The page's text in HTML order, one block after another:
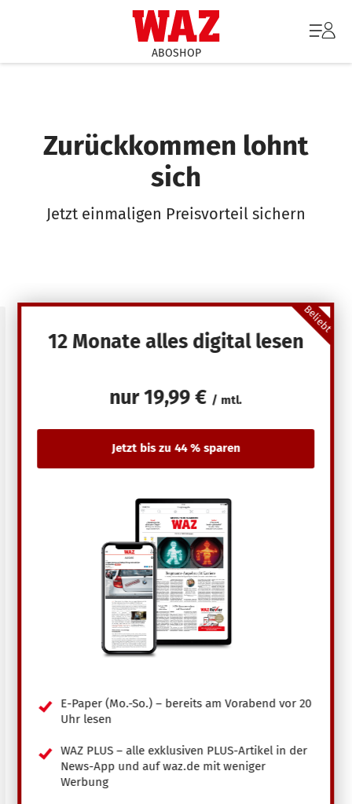
ABOSHOP
Zurückkommen lohnt
sich
Jetzt einmaligen Preisvorteil sichern
Beliebt
12 Monate alles digital lesen
nur19,99 € / mtl.
E-Paper (Mo.-So.) – bereits am Vorabend vor 20
Uhr lesen
WAZ PLUS – alle exklusiven PLUS-Artikel in der
News-App und auf waz.de mit weniger
Werbung